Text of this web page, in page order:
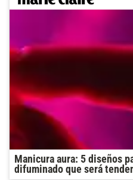
Manicura aura: 5 diseños
difuminado que será